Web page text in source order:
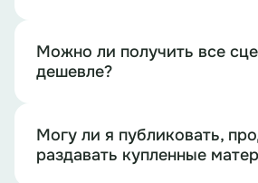
Можно ли получить все
дешевле?
Могу ли я публиковать,
раздавать купленные